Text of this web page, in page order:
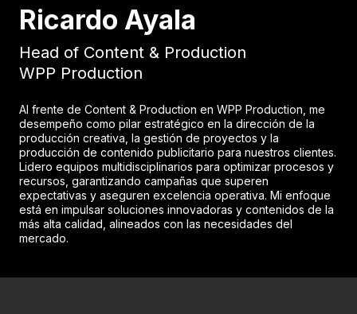
Ricardo Ayala
Head of Content & Production
WPP Production
Al frente de Content & Production en WPP Production, me
desempeño como pilar estratégico en la dirección de la
producción creativa, la gestión de proyectos y la
producción de contenido publicitario para nuestros clientes.
Lidero equipos multidisciplinarios para optimizar procesos y
recursos, garantizando campañas que superen
expectativas y aseguren excelencia operativa. Mi enfoque
está en impulsar soluciones innovadoras y contenidos de la
más alta calidad, alineados con las necesidades del
mercado.